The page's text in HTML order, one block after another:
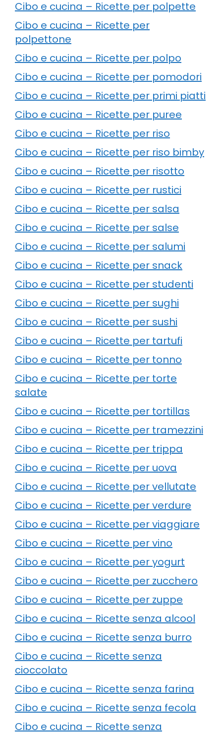
Cibo e cucina – Ricette per polpette
Cibo e cucina – Ricette per
polpettone
Cibo e cucina – Ricette per polpo
Cibo e cucina – Ricette per pomodori
Cibo e cucina – Ricette per primi piatti
Cibo e cucina – Ricette per puree
Cibo e cucina – Ricette per riso
Cibo e cucina – Ricette per riso bimby
Cibo e cucina – Ricette per risotto
Cibo e cucina – Ricette per rustici
Cibo e cucina – Ricette per salsa
Cibo e cucina – Ricette per salse
Cibo e cucina – Ricette per salumi
Cibo e cucina – Ricette per snack
Cibo e cucina – Ricette per studenti
Cibo e cucina – Ricette per sughi
Cibo e cucina – Ricette per sushi
Cibo e cucina – Ricette per tartufi
Cibo e cucina – Ricette per tonno
Cibo e cucina – Ricette per torte
salate
Cibo e cucina – Ricette per tortillas
Cibo e cucina – Ricette per tramezzini
Cibo e cucina – Ricette per trippa
Cibo e cucina – Ricette per uova
Cibo e cucina – Ricette per vellutate
Cibo e cucina – Ricette per verdure
Cibo e cucina – Ricette per viaggiare
Cibo e cucina – Ricette per vino
Cibo e cucina – Ricette per yogurt
Cibo e cucina – Ricette per zucchero
Cibo e cucina – Ricette per zuppe
Cibo e cucina – Ricette senza alcool
Cibo e cucina – Ricette senza burro
Cibo e cucina – Ricette senza
cioccolato
Cibo e cucina – Ricette senza farina
Cibo e cucina – Ricette senza fecola
Cibo e cucina – Ricette senza